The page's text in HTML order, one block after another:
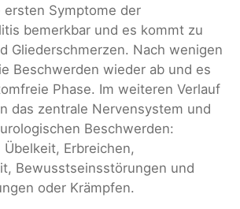
ersten Symptome der
bemerkbar und es kommt zu
Gliederschmerzen. Nach wenigen
Beschwerden wieder ab und es
Phase. Im weiteren Verlauf
das zentrale Nervensystem und
Beschwerden:
Erbreichen,
Bewusstseinsstörungen und
oder Krämpfen.